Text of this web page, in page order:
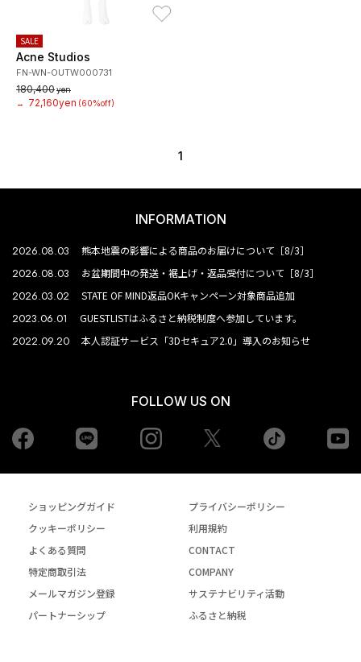
SALE
Acne Studios
FN-WN-OUTW000731
180,400yen
→
72,160yen (60%off)
1
INFORMATION
2026.08.03 熊本地震の影響による商品のお届けについて［8/3］
2026.08.03 お盆期間中の発送・裾上げ・返品受付について［8/3］
2026.03.02 STATE OF MIND返品OKキャンペーン対象商品追加
2023.06.01 GUESTLISTはふるさと納税制度へ参加しています。
2022.09.20 本人認証サービス「3Dセキュア2.0」導入のお知らせ
FOLLOW US ON
Facebook Instagram tiktok
ショッピングガイド
プライバシーポリシー
クッキーポリシー
利用規約
よくある質問
CONTACT
特定商取引法
COMPANY
メールマガジン登録
サステナビリティ活動
パートナーシップ
ふるさと納税